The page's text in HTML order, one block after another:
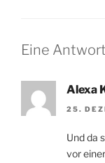
Eine
Alexa
25.
Und da
vor